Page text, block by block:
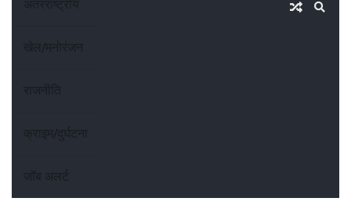
अंतरराष्ट्रीय
खेल/मनोरंजन
राजनीति
क्राइम/दुर्घटना
जॉब अलर्ट